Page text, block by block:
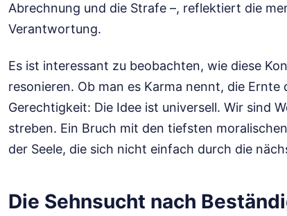
Abrechnung und die Strafe –, reflektiert die
Verantwortung.
Es ist interessant zu beobachten, wie diese
resonieren. Ob man es Karma nennt, die
Gerechtigkeit: Die Idee ist universell. Wir sind
streben. Ein Bruch mit den tiefsten
der Seele, die sich nicht einfach durch die
Die Sehnsucht nach